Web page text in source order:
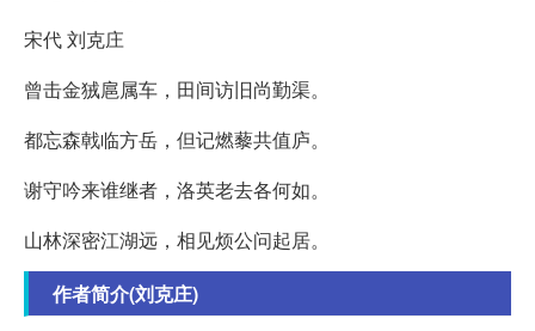
宋代 刘克庄
曾击金狨扈属车，田间访旧尚勤渠。
都忘森戟临方岳，但记燃藜共值庐。
谢守吟来谁继者，洛英老去各何如。
山林深密江湖远，相见烦公问起居。
作者简介(刘克庄)